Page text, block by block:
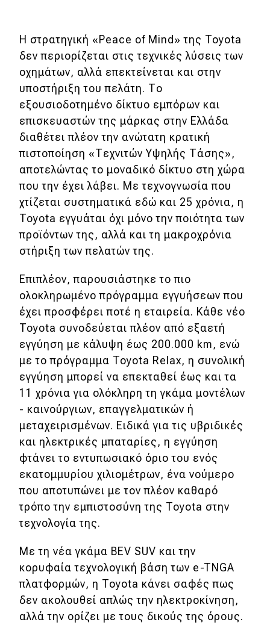
Η στρατηγική «Peace of Mind» της Toyota
δεν περιορίζεται στις τεχνικές λύσεις των
οχημάτων, αλλά επεκτείνεται και στην
υποστήριξη του πελάτη. Το
εξουσιοδοτημένο δίκτυο εμπόρων και
επισκευαστών της μάρκας στην Ελλάδα
διαθέτει πλέον την ανώτατη κρατική
πιστοποίηση «Τεχνιτών Υψηλής Τάσης»,
αποτελώντας το μοναδικό δίκτυο στη χώρα
που την έχει λάβει. Με τεχνογνωσία που
χτίζεται συστηματικά εδώ και 25 χρόνια, η
Toyota εγγυάται όχι μόνο την ποιότητα των
προϊόντων της, αλλά και τη μακροχρόνια
στήριξη των πελατών της.
Επιπλέον, παρουσιάστηκε το πιο
ολοκληρωμένο πρόγραμμα εγγυήσεων που
έχει προσφέρει ποτέ η εταιρεία. Κάθε νέο
Toyota συνοδεύεται πλέον από εξαετή
εγγύηση με κάλυψη έως 200.000 km, ενώ
με το πρόγραμμα Toyota Relax, η συνολική
εγγύηση μπορεί να επεκταθεί έως και τα
11 χρόνια για ολόκληρη τη γκάμα μοντέλων
- καινούργιων, επαγγελματικών ή
μεταχειρισμένων. Ειδικά για τις υβριδικές
και ηλεκτρικές μπαταρίες, η εγγύηση
φτάνει το εντυπωσιακό όριο του ενός
εκατομμυρίου χιλιομέτρων, ένα νούμερο
που αποτυπώνει με τον πλέον καθαρό
τρόπο την εμπιστοσύνη της Toyota στην
τεχνολογία της.
Με τη νέα γκάμα BEV SUV και την
κορυφαία τεχνολογική βάση των e-TNGA
πλατφορμών, η Toyota κάνει σαφές πως
δεν ακολουθεί απλώς την ηλεκτροκίνηση,
αλλά την ορίζει με τους δικούς της όρους.